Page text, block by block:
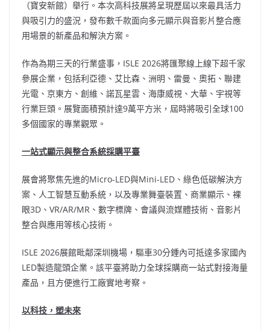
（寶安新館）舉行。本次高科技展將呈現歷屆以來最具活力
與吸引力的盛況，發布數千款面向多元顯示與音影片整合應
用場景的新產品和解決方案。
作為為期三天的行業盛事，ISLE 2026將匯聚線上線下超千家
參展企業，包括利亞德、艾比森、洲明、雷曼、奧拓、聯建
光電、京東方、創維、諾瓦星雲、海康威視、大華、宇視等
行業巨頭。展覽面積預計達9萬平方米，屆時將吸引全球100
多個國家的專業觀眾。
一站式顯示與整合系統採購平臺
展會將聚焦先進的Micro-LED與Mini-LED、綠色低碳解決方
案、人工智慧互動系統，以及專業舞臺裝置、商業顯示、裸
眼3D、VR/AR/MR、數字標牌、會議與流媒體技術、音影片
整合與應用等核心技術。
ISLE 2026展館毗鄰深圳機場，驅車30分鍾內可抵達多家國內
LED製造龍頭企業。該平臺將助力全球採購商一站式對接海量
產品，且方便進行工廠實地考察。
以科技，塑未來